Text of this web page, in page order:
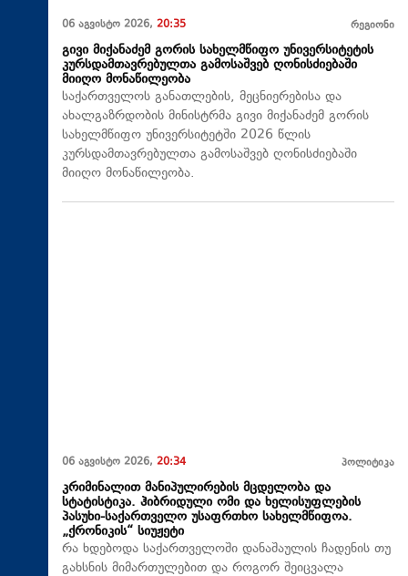
06 აგვისტო 2026, 20:35 რეგიონი
გივი მიქანაძემ გორის სახელმწიფო უნივერსიტეტის
კურსდამთავრებულთა გამოსაშვებ ღონისძიებაში
მიიღო მონაწილეობა
საქართველოს განათლების, მეცნიერებისა და
ახალგაზრდობის მინისტრმა გივი მიქანაძემ გორის
სახელმწიფო უნივერსიტეტში 2026 წლის
კურსდამთავრებულთა გამოსაშვებ ღონისძიებაში
მიიღო მონაწილეობა.
06 აგვისტო 2026, 20:34 პოლიტიკა
კრიმინალით მანიპულირების მცდელობა და
სტატისტიკა. ჰიბრიდული ომი და ხელისუფლების
პასუხი-საქართველო უსაფრთხო სახელმწიფოა.
„ქრონიკის“ სიუჟეტი
რა ხდებოდა საქართველოში დანაშაულის ჩადენის თუ
გახსნის მიმართულებით და როგორ შეიცვალა